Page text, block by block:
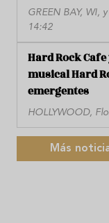
GREEN BAY, WI,
14:42
Hard Rock
musical Hard
emergentes
HOLLYWOOD,
Más